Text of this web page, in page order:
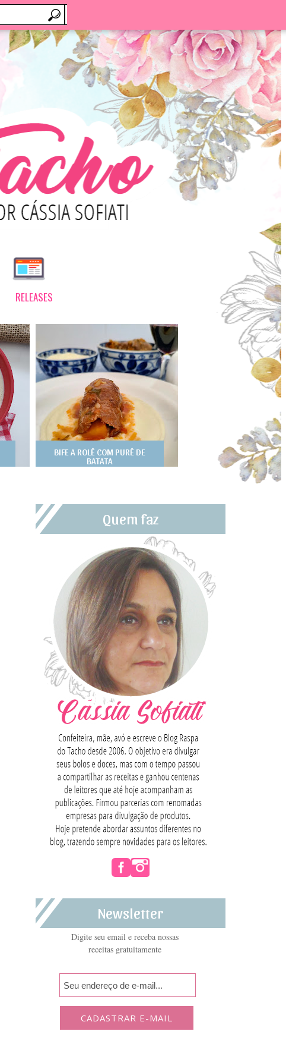
RELEASES
BIFE A ROLÊ COM PURÊ DE
BATATA
Quem faz
Newsletter
Digite seu email e receba nossas
receitas gratuitamente